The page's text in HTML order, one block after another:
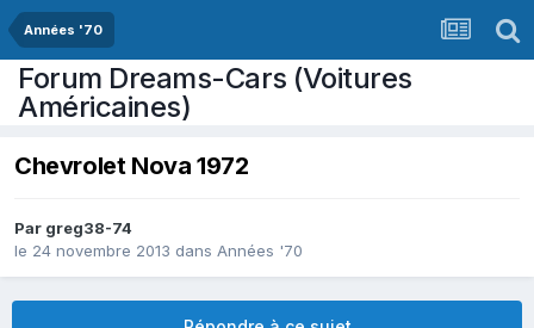
Années '70
Forum Dreams-Cars (Voitures
Américaines)
Chevrolet Nova 1972
Par greg38-74
le 24 novembre 2013 dans Années '70